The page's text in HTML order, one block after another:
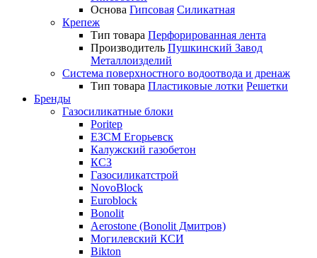
Основа Гипсовая Силикатная
Крепеж
Тип товара Перфорированная лента
Производитель Пушкинский Завод
Металлоизделий
Система поверхностного водоотвода и дренаж
Тип товара Пластиковые лотки Решетки
Бренды
Газосиликатные блоки
Poritep
ЕЗСМ Егорьевск
Калужский газобетон
КСЗ
Газосиликатстрой
NovoBlock
Euroblock
Bonolit
Aerostone (Bonolit Дмитров)
Могилевский КСИ
Bikton